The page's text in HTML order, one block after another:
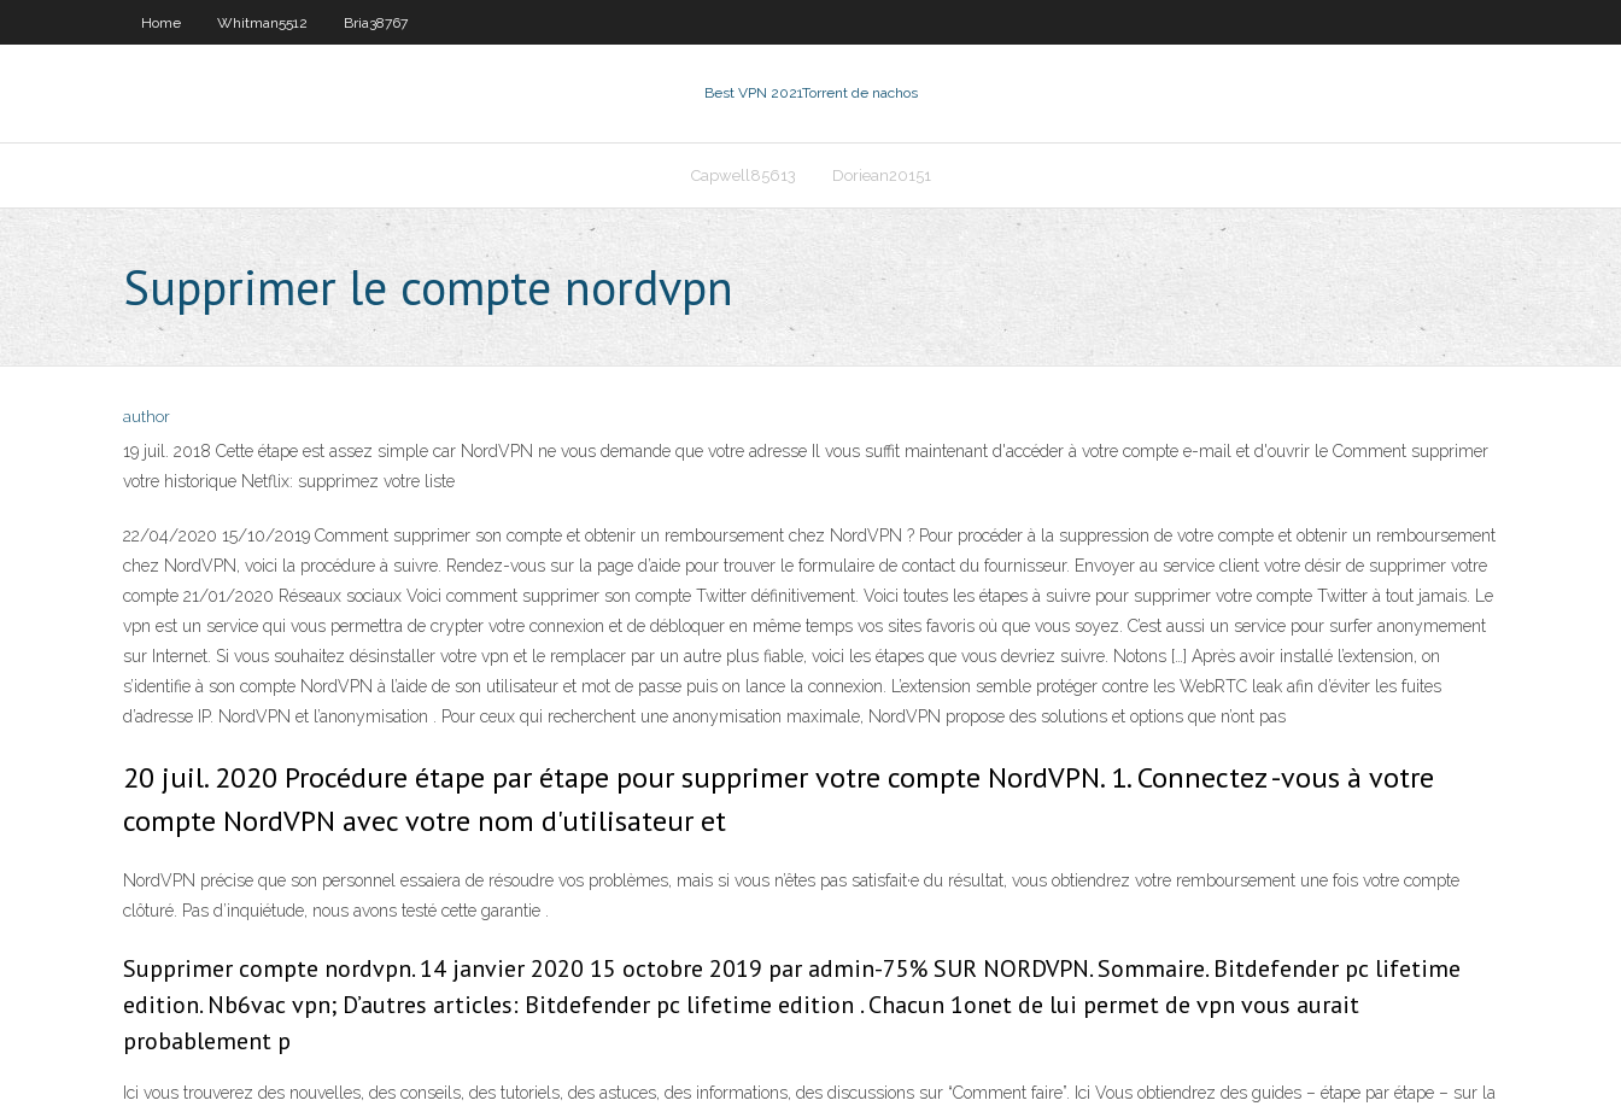
Home Whitman5512 Bria38767
Best VPN 2021Torrent de nachos
Capwell85613 Doriean20151
Supprimer le compte nordvpn
author
19 juil. 2018 Cette étape est assez simple car NordVPN ne vous demande que votre adresse Il vous suffit maintenant d'accéder à votre compte e-mail et d'ouvrir le Comment supprimer
votre historique Netflix: supprimez votre liste
22/04/2020 15/10/2019 Comment supprimer son compte et obtenir un remboursement chez NordVPN ? Pour procéder à la suppression de votre compte et obtenir un remboursement
chez NordVPN, voici la procédure à suivre. Rendez-vous sur la page d’aide pour trouver le formulaire de contact du fournisseur. Envoyer au service client votre désir de supprimer votre
compte 21/01/2020 Réseaux sociaux Voici comment supprimer son compte Twitter définitivement. Voici toutes les étapes à suivre pour supprimer votre compte Twitter à tout jamais. Le
vpn est un service qui vous permettra de crypter votre connexion et de débloquer en même temps vos sites favoris où que vous soyez. C’est aussi un service pour surfer anonymement
sur Internet. Si vous souhaitez désinstaller votre vpn et le remplacer par un autre plus fiable, voici les étapes que vous devriez suivre. Notons […] Après avoir installé l’extension, on
s’identifie à son compte NordVPN à l’aide de son utilisateur et mot de passe puis on lance la connexion. L’extension semble protéger contre les WebRTC leak afin d’éviter les fuites
d’adresse IP. NordVPN et l’anonymisation . Pour ceux qui recherchent une anonymisation maximale, NordVPN propose des solutions et options que n’ont pas
20 juil. 2020 Procédure étape par étape pour supprimer votre compte NordVPN. 1. Connectez -vous à votre
compte NordVPN avec votre nom d'utilisateur et
NordVPN précise que son personnel essaiera de résoudre vos problèmes, mais si vous n’êtes pas satisfait·e du résultat, vous obtiendrez votre remboursement une fois votre compte
clôturé. Pas d’inquiétude, nous avons testé cette garantie .
Supprimer compte nordvpn. 14 janvier 2020 15 octobre 2019 par admin-75% SUR NORDVPN. Sommaire. Bitdefender pc lifetime
edition. Nb6vac vpn; D’autres articles: Bitdefender pc lifetime edition . Chacun 1onet de lui permet de vpn vous aurait
probablement p
Ici vous trouverez des nouvelles, des conseils, des tutoriels, des astuces, des informations, des discussions sur “Comment faire”. Ici Vous obtiendrez des guides – étape par étape – sur la